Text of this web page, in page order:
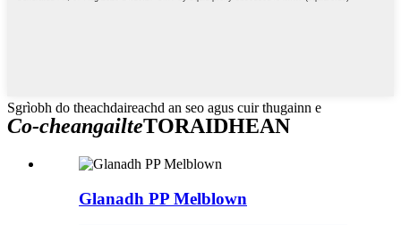
Sgrìobh do theachdaireachd an seo agus cuir thugainn e
Co-cheangailteTORAIDHEAN
Glanadh PP Melblown